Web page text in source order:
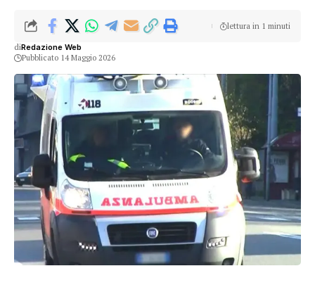
diRedazione Web
Pubblicato 14 Maggio 2026
lettura in 1 minuti